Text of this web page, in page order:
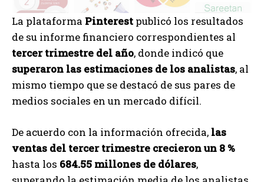
La plataforma Pinterest publicó los resultados
de su informe financiero correspondientes al
tercer trimestre del año, donde indicó que
superaron las estimaciones de los analistas, al
mismo tiempo que se destacó de sus pares de
medios sociales en un mercado difícil.
De acuerdo con la información ofrecida, las
ventas del tercer trimestre crecieron un 8 %
hasta los 684.55 millones de dólares,